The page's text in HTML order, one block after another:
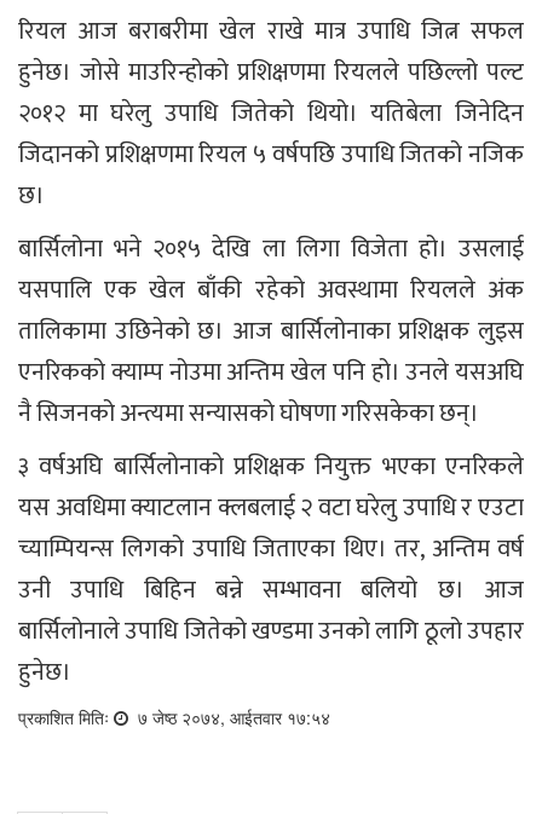
रियल आज बराबरीमा खेल राखे मात्र उपाधि जित्न सफल
हुनेछ। जोसे माउरिन्होको प्रशिक्षणमा रियलले पछिल्लो पल्ट
२०१२ मा घरेलु उपाधि जितेको थियो। यतिबेला जिनेदिन
जिदानको प्रशिक्षणमा रियल ५ वर्षपछि उपाधि जितको नजिक
छ।
बार्सिलोना भने २०१५ देखि ला लिगा विजेता हो। उसलाई
यसपालि एक खेल बाँकी रहेको अवस्थामा रियलले अंक
तालिकामा उछिनेको छ। आज बार्सिलोनाका प्रशिक्षक लुइस
एनरिकको क्याम्प नोउमा अन्तिम खेल पनि हो। उनले यसअघि
नै सिजनको अन्त्यमा सन्यासको घोषणा गरिसकेका छन्।
३ वर्षअघि बार्सिलोनाको प्रशिक्षक नियुक्त भएका एनरिकले
यस अवधिमा क्याटलान क्लबलाई २ वटा घरेलु उपाधि र एउटा
च्याम्पियन्स लिगको उपाधि जिताएका थिए। तर, अन्तिम वर्ष
उनी उपाधि बिहिन बन्ने सम्भावना बलियो छ। आज
बार्सिलोनाले उपाधि जितेको खण्डमा उनको लागि ठूलो उपहार
हुनेछ।
प्रकाशित मितिः ७ जेष्ठ २०७४, आईतवार १७:५४